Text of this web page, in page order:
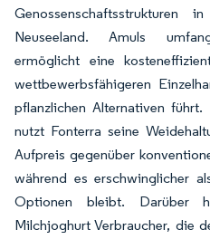
Neuseeland. Amuls
ermöglicht eine
wettbewerbsfähigeren
pflanzlichen Alternativen führt.
nutzt Fonterra seine
Aufpreis gegenüber
während es erschwinglicher
Optionen bleibt. Darüber
Milchjoghurt Verbraucher, die